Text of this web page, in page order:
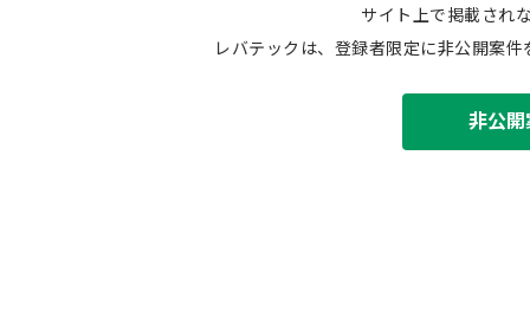
サイト上で掲載され
レバテックは、登録者限定に非公開案
非公